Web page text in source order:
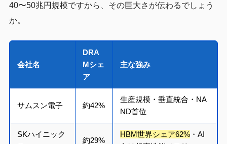
40〜50兆円規模ですから、その巨大さが伝わるでしょう
か。
会社名
DRA
Mシェ
ア
主な強み
サムスン電子 約42%
生産規模・垂直統合・NA
ND首位
SKハイニック
約29%
HBM世界シェア62%・AI